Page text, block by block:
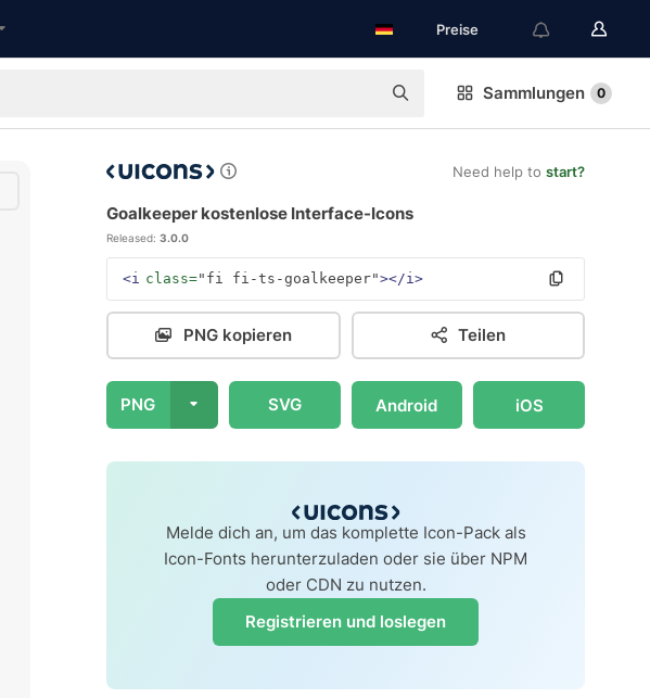
Preise
Sammlungen 0
Need help to start?
Goalkeeper kostenlose Interface-Icons
Released: 3.0.0
<i class="fi fi-ts-goalkeeper"></i>
PNG kopieren Teilen
PNG SVG Android iOS
Melde dich an, um das komplette Icon-Pack als
Icon-Fonts herunterzuladen oder sie über NPM
oder CDN zu nutzen.
Registrieren und loslegen